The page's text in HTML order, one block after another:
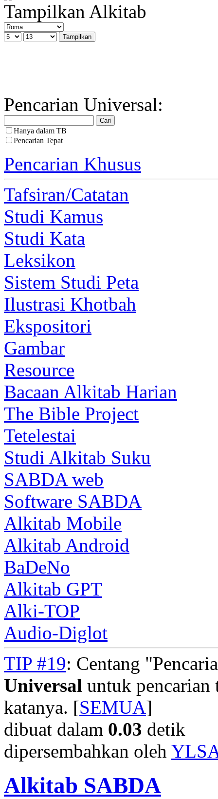
Tampilkan Alkitab
Pencarian Universal:
Hanya dalam TB
Pencarian Tepat
Pencarian Khusus
Tafsiran/Catatan
Studi Kamus
Studi Kata
Leksikon
Sistem Studi Peta
Ilustrasi Khotbah
Ekspositori
Gambar
Resource
Bacaan Alkitab Harian
The Bible Project
Tetelestai
Studi Alkitab Suku
SABDA web
Software SABDA
Alkitab Mobile
Alkitab Android
BaDeNo
Alkitab GPT
Alki-TOP
Audio-Diglot
TIP #19: Centang
Universal untuk pencarian
katanya. [SEMUA]
dibuat dalam 0.03 detik
dipersembahkan oleh
Alkitab SABDA